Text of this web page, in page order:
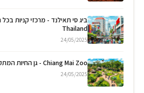
Thailand
24/05/2025
Chiang Mai Zoo - גן החיות המתקדם בצפון תאילנד
24/05/2025